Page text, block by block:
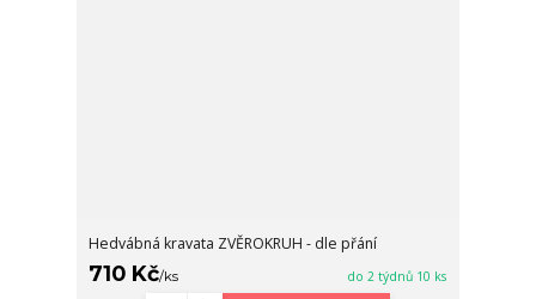
Hedvábná kravata ZVĚROKRUH - dle přání
710 Kč/ks do 2 týdnů 10 ks